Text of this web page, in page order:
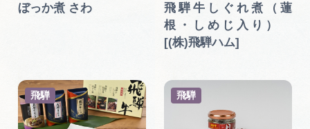
ぼっか煮 さわ
飛騨牛しぐれ煮（蓮
根・しめじ入り）
[(株)飛騨ハム]
飛騨 飛騨